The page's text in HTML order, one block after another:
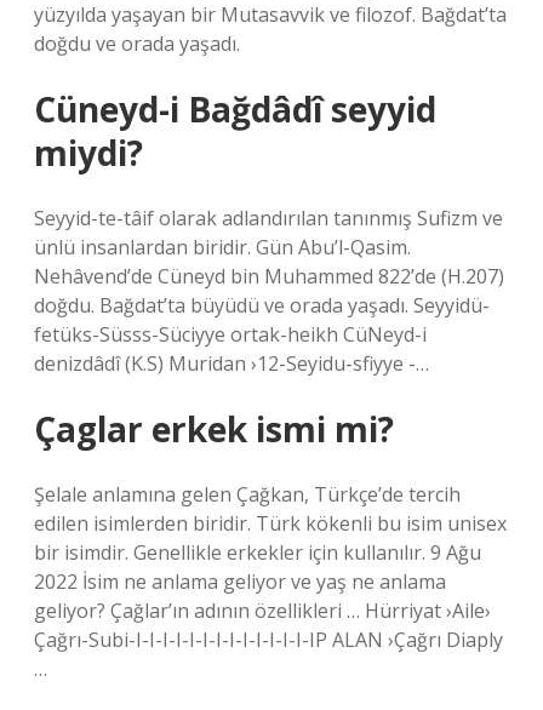
yüzyılda yaşayan bir Mutasavvik ve filozof. Bağdat’ta
doğdu ve orada yaşadı.
Cüneyd-i Bağdâdî seyyid
miydi?
Seyyid-te-tâif olarak adlandırılan tanınmış Sufizm ve
ünlü insanlardan biridir. Gün Abu’l-Qasim.
Nehâvend’de Cüneyd bin Muhammed 822’de (H.207)
doğdu. Bağdat’ta büyüdü ve orada yaşadı. Seyyidü-
fetüks-Süsss-Süciyye ortak-heikh CüNeyd-i
denizdâdî (K.S) Muridan ›12-Seyidu-sfiyye -…
Çaglar erkek ismi mi?
Şelale anlamına gelen Çağkan, Türkçe’de tercih
edilen isimlerden biridir. Türk kökenli bu isim unisex
bir isimdir. Genellikle erkekler için kullanılır. 9 Ağu
2022 İsim ne anlama geliyor ve yaş ne anlama
geliyor? Çağlar’ın adının özellikleri … Hürriyat ›Aile›
Çağrı-Subi-I-I-I-I-I-I-I-I-I-I-I-I-I-IP ALAN ›Çağrı Diaply
…